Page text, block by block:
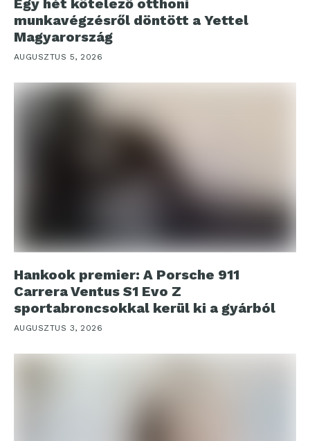
Egy hét kötelező otthoni
munkavégzésről döntött a Yettel
Magyarország
AUGUSZTUS 5, 2026
Hankook premier: A Porsche 911
Carrera Ventus S1 Evo Z
sportabroncsokkal kerül ki a gyárból
AUGUSZTUS 3, 2026